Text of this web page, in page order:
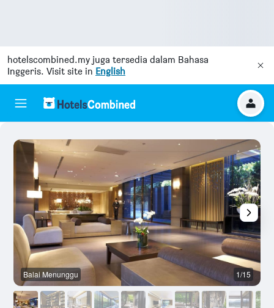
hotelscombined.my juga tersedia dalam Bahasa
Inggeris. Visit site in English
Balai Menunggu 1/15